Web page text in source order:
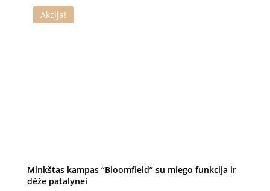
929,00 €.
Akcija!
Minkštas kampas “Bloomfield” su miego funkcija ir
dėže patalynei